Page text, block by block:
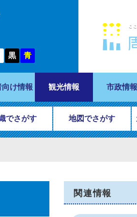
黒 青
け情報 観光情報 市政情報
でさがす 地図でさがす
関連情報